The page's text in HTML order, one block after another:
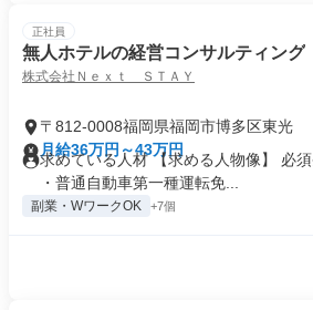
正社員
無人ホテルの経営コンサルティング
株式会社Ｎｅｘｔ ＳＴＡＹ
〒812-0008福岡県福岡市博多区東光
月給36万円～43万円
求めている人材 【求める人物像】 必
・普通自動車第一種運転免...
副業・WワークOK +7個